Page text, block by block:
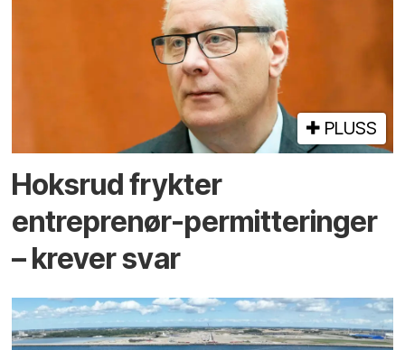
PLUSS
Hoksrud frykter
entreprenør-permitteringer
– krever svar